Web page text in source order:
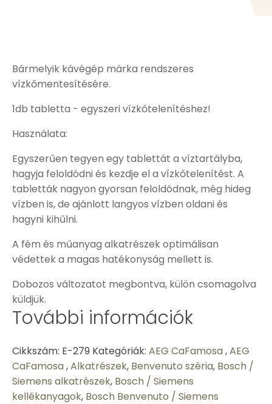
Bármelyik kávégép márka rendszeres
vízkőmentesítésére.
1db tabletta - egyszeri vízkőtelenítéshez!
Használata:
Egyszerűen tegyen egy tablettát a víztartályba,
hagyja feloldódni és kezdje el a vízkőtelenítést. A
tabletták nagyon gyorsan feloldódnak, még hideg
vízben is, de ajánlott langyos vízben oldani és
hagyni kihűlni.
A fém és műanyag alkatrészek optimálisan
védettek a magas hatékonyság mellett is.
Dobozos változatot megbontva, külön csomagolva
küldjük.
További információk
Cikkszám: E-279 Kategóriák: AEG CaFamosa,AEG
CaFamosa,Alkatrészek, Benvenuto széria, Bosch /
Siemens alkatrészek, Bosch / Siemens
kellékanyagok, Bosch Benvenuto / Siemens